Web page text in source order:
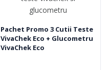
Pachet Promo 3 Cutii Teste
VivaChek Eco + Glucometru
VivaChek Eco